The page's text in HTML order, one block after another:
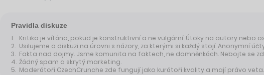
Pravidla diskuze
Kritika je vítána, pokud je konstruktivní a ne vulgární. Útoky na autory nebo
Usilujeme o diskuzi na úrovni s názory, za kterými si každý stojí. Anonymní
Fakta nad dojmy. Jsme komunita na faktech, ne domněnkách. Nebojte se
Žádný spam a skrytý marketing.
Moderátoři CzechCrunche zde fungují jako kurátoři kvality a mají právo veta.